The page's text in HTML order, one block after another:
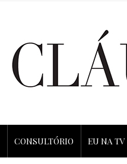
CONSULTÓRIO EU NA TV